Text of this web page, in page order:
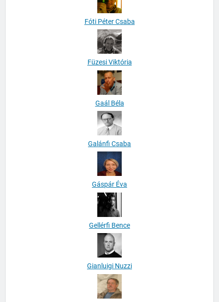
Fóti Péter Csaba
Füzesi Viktória
Gaál Béla
Galánfi Csaba
Gáspár Éva
Gellérfi Bence
Gianluigi Nuzzi